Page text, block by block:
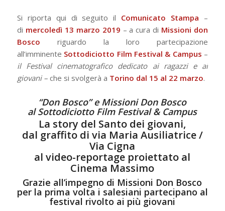
Si riporta qui di seguito il Comunicato Stampa –
di mercoledì 13 marzo 2019 – a cura di Missioni don
Bosco riguardo la loro partecipazione
all’imminente Sottodiciotto Film Festival & Campus –
il Festival cinematografico dedicato ai ragazzi e ai
giovani – che si svolgerà a Torino dal 15 al 22 marzo.
“Don Bosco” e Missioni Don Bosco
al Sottodiciotto Film Festival & Campus
La story del Santo dei giovani,
dal graffito di via Maria Ausiliatrice /
Via Cigna
al video-reportage proiettato al
Cinema Massimo
Grazie all’impegno di Missioni Don Bosco
per la prima volta i salesiani partecipano al
festival rivolto ai più giovani